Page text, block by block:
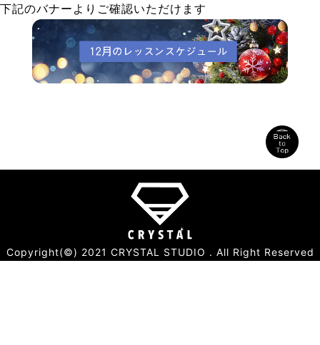
下記のバナーよりご確認いただけます
Copyright(©) 2021 CRYSTAL STUDIO . All Right Reserved